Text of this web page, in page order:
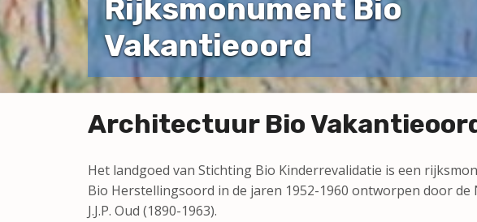
Rijksmonument Bio
Vakantieoord
Architectuur Bio
Het landgoed van Stichting Bio Kinderrevalidatie is een
Bio Herstellingsoord in de jaren 1952-1960 ontworpen door de
J.J.P. Oud (1890-1963).